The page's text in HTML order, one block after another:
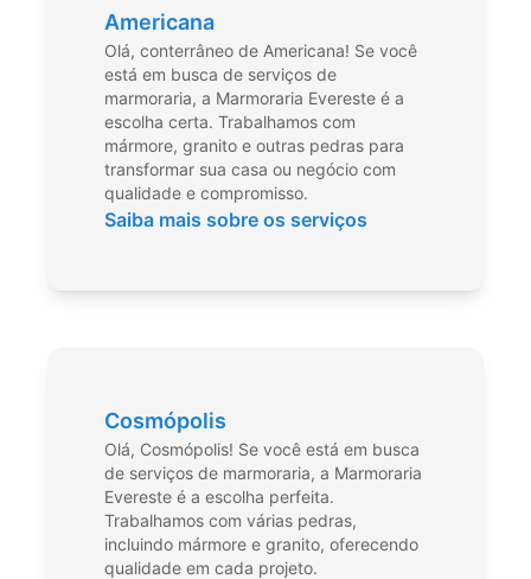
Americana
Olá, conterrâneo de Americana! Se você
está em busca de serviços de
marmoraria, a Marmoraria Evereste é a
escolha certa. Trabalhamos com
mármore, granito e outras pedras para
transformar sua casa ou negócio com
qualidade e compromisso.
Saiba mais sobre os serviços
Cosmópolis
Olá, Cosmópolis! Se você está em busca
de serviços de marmoraria, a Marmoraria
Evereste é a escolha perfeita.
Trabalhamos com várias pedras,
incluindo mármore e granito, oferecendo
qualidade em cada projeto.